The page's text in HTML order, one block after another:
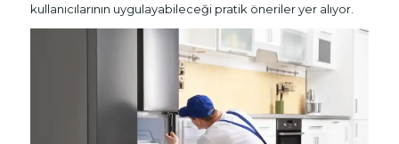
kullanıcılarının uygulayabileceği pratik öneriler yer alıyor.